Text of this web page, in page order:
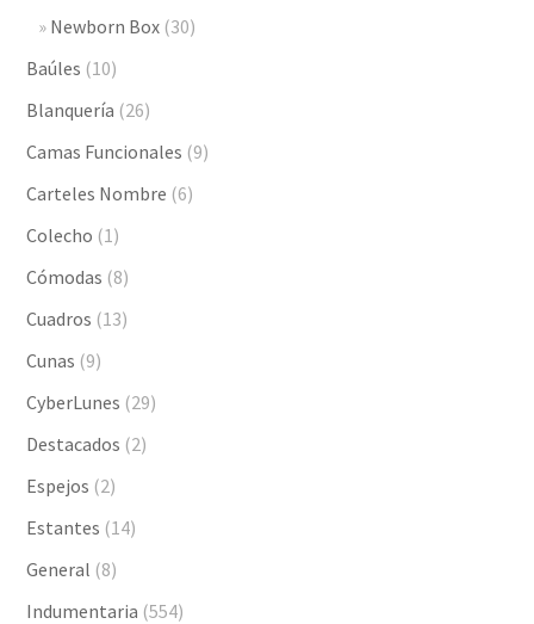
Newborn Box (30)
Baúles (10)
Blanquería (26)
Camas Funcionales (9)
Carteles Nombre (6)
Colecho (1)
Cómodas (8)
Cuadros (13)
Cunas (9)
CyberLunes (29)
Destacados (2)
Espejos (2)
Estantes (14)
General (8)
Indumentaria (554)